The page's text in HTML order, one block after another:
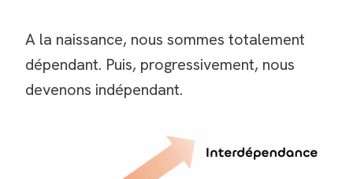
A la naissance, nous sommes totalement
dépendant. Puis, progressivement, nous
devenons indépendant.